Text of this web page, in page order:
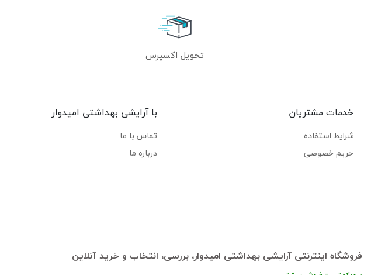
تحویل اکسپرس
خدمات مشتریان
شرایط استفاده
حریم خصوصی
با آرایشی بهداشتی امیدوار
تماس با ما
درباره ما
فروشگاه اینترنتی آرایشی بهداشتی امیدوار، بررسی، انتخاب و خرید آنلاین